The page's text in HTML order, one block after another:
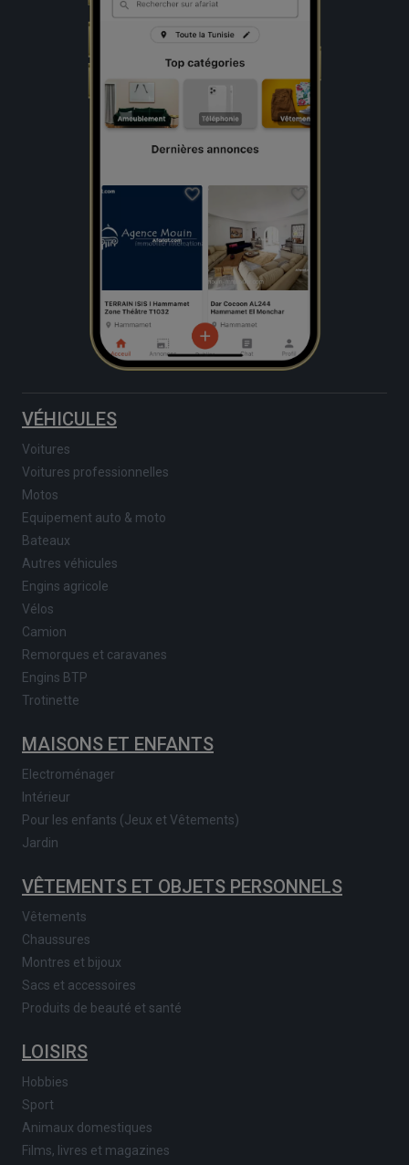
VÉHICULES
Voitures
Voitures professionnelles
Motos
Equipement auto & moto
Bateaux
Autres véhicules
Engins agricole
Vélos
Camion
Remorques et caravanes
Engins BTP
Trotinette
MAISONS ET ENFANTS
Electroménager
Intérieur
Pour les enfants (Jeux et Vêtements)
Jardin
VÊTEMENTS ET OBJETS PERSONNELS
Vêtements
Chaussures
Montres et bijoux
Sacs et accessoires
Produits de beauté et santé
LOISIRS
Hobbies
Sport
Animaux domestiques
Films, livres et magazines